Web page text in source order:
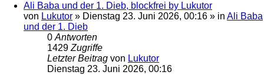
Ali Baba und der 1. Dieb, blockfrei by Lukutor
von Lukutor » Dienstag 23. Juni 2026, 00:16 » in Ali Baba
und der 1. Dieb
0Antworten
1429Zugriffe
Letzter Beitrag von Lukutor
Dienstag 23. Juni 2026, 00:16